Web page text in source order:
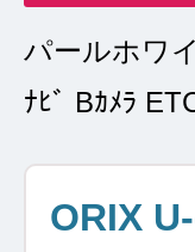
パールホワ
ﾅﾋﾞ Bｶﾒﾗ
ORIX